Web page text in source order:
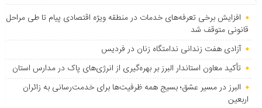
افزایش برخی تعرفه‌های خدمات در منطقه ویژه اقتصادی پیام تا طی مراحل
قانونی متوقف شد
آزادی هفت زندانی ندامتگاه زنان در فردیس
تأکید معاون استاندار البرز بر بهره‌گیری از انرژی‌های پاک در مدارس استان
البرز در مسیر عشق؛ بسیج همه ظرفیت‌ها برای خدمت‌رسانی به زائران
اربعین